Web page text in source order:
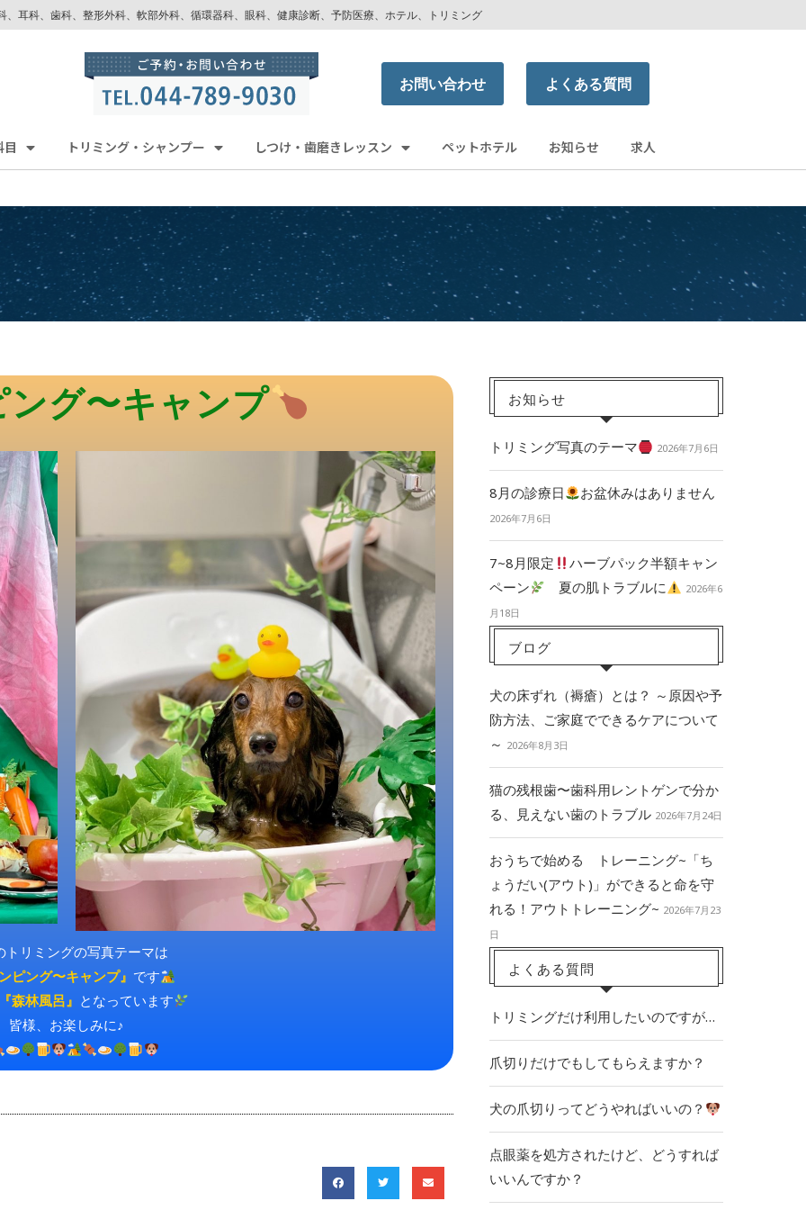
、耳科、歯科、整形外科、軟部外科、循環器科、眼科、健康診断、予防医療、ホテル、トリミング
お問い合わせ よくある質問
目 トリミング・シャンプー しつけ・歯磨きレッスン ペットホテル お知らせ 求人
グ〜キャンプ
トリミングの写真テーマは
ピング〜キャンプ』 です
森林風呂』 となっています
皆様、お楽しみに♪
お知らせ
トリミング写真のテーマ 2026年7月6日
8月の診療日 お盆休みはありません
2026年7月6日
7~8月限定
ハーブパック半額キャン
ペーン
夏の肌トラブルに
2026年6
月18日
ブログ
犬の床ずれ（褥瘡）とは？ ～原因や予
防方法、ご家庭でできるケアについて
～ 2026年8月3日
猫の残根歯〜歯科用レントゲンで分か
る、見えない歯のトラブル 2026年7月24日
おうちで始める トレーニング~「ち
ょうだい(アウト)」ができると命を守
れる！アウトトレーニング~ 2026年7月23
日
よくある質問
トリミングだけ利用したいのですが…
爪切りだけでもしてもらえますか？
犬の爪切りってどうやればいいの？
点眼薬を処方されたけど、どうすれば
いいんですか？